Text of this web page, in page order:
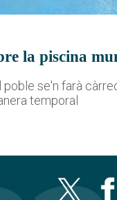
la piscina
poble se'n farà
temporal